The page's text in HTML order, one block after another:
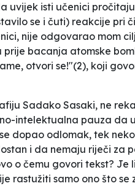
uvijek isti učenici
se i čuti) reakcije pri
nije odgovarao mom
bacanja atomske
otvori se!"(2), koji
Sadako Sasaki, ne
intelektualna pauza da
dopao odlomak, tek
i da nemaju riječi za
o čemu govori tekst? Je
rastužiti samo ono što